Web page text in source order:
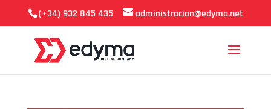
(+34) 932 845 435 administracion@edyma.net